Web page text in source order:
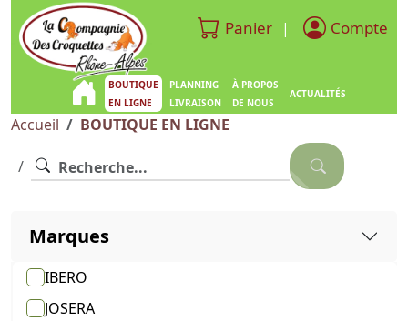
Panier | Compte
BOUTIQUE
EN LIGNE
PLANNING
LIVRAISON
À PROPOS
DE NOUS
ACTUALITÉS
Accueil BOUTIQUE EN LIGNE
Marques
IBERO
JOSERA